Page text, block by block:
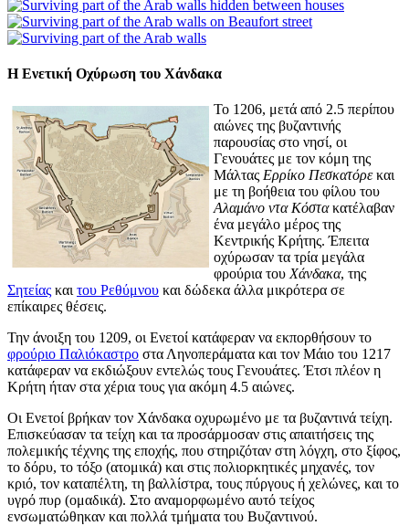
Η Ενετική Οχύρωση του Χάνδακα
Το 1206, μετά από 2.5 περίπου
αιώνες της βυζαντινής
παρουσίας στο νησί, οι
Γενουάτες με τον κόμη της
Μάλτας Ερρίκο Πεσκατόρεκαι
με τη βοήθεια του φίλου του
Αλαμάνο ντα Κόστακατέλαβαν
ένα μεγάλο μέρος της
Κεντρικής Κρήτης. Έπειτα
οχύρωσαν τα τρία μεγάλα
φρούρια τουΧάνδακα, της
Σητείας καιτου Ρεθύμνου και δώδεκα άλλα μικρότερα σε
επίκαιρες θέσεις.
Την άνοιξη του 1209, οι Ενετοί κατάφεραν να εκπορθήσουν το
φρούριο Παλιόκαστρο στα Ληνοπεράματα και τον Μάιο του 1217
κατάφεραν να εκδιώξουν εντελώς τους Γενουάτες. Έτσι πλέον η
Κρήτη ήταν στα χέρια τους για ακόμη 4.5 αιώνες.
Οι Ενετοί βρήκαν τον Χάνδακα οχυρωμένο με τα βυζαντινά τείχη.
Επισκεύασαν τα τείχη και τα προσάρμοσαν στις απαιτήσεις της
πολεμικής τέχνης της εποχής, που στηριζόταν στη λόγχη, στο ξίφος,
το δόρυ, το τόξο (ατομικά) και στις πολιορκητικές μηχανές, τον
κριό, τον καταπέλτη, τη βαλλίστρα, τους πύργους ή χελώνες, και το
υγρό πυρ (ομαδικά). Στο αναμορφωμένο αυτό τείχος
ενσωματώθηκαν και πολλά τμήματα του Βυζαντινού.